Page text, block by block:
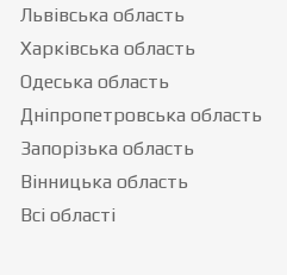
Львівська область
Харківська область
Одеська область
Дніпропетровська область
Запорізька область
Вінницька область
Всі області